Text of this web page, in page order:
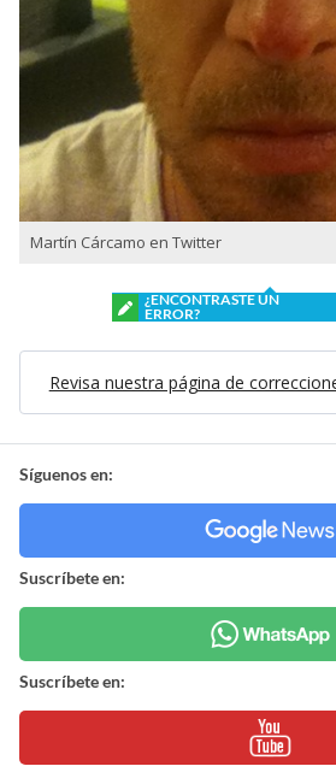
Martín Cárcamo en Twitter
¿ENCONTRASTE UN
ERROR?
Revisa nuestra página de
Síguenos en:
Suscríbete en:
Suscríbete en: